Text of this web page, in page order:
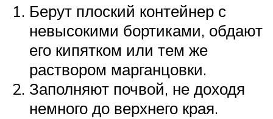
Берут плоский контейнер с
невысокими бортиками, обдают
его кипятком или тем же
раствором марганцовки.
Заполняют почвой, не доходя
немного до верхнего края.